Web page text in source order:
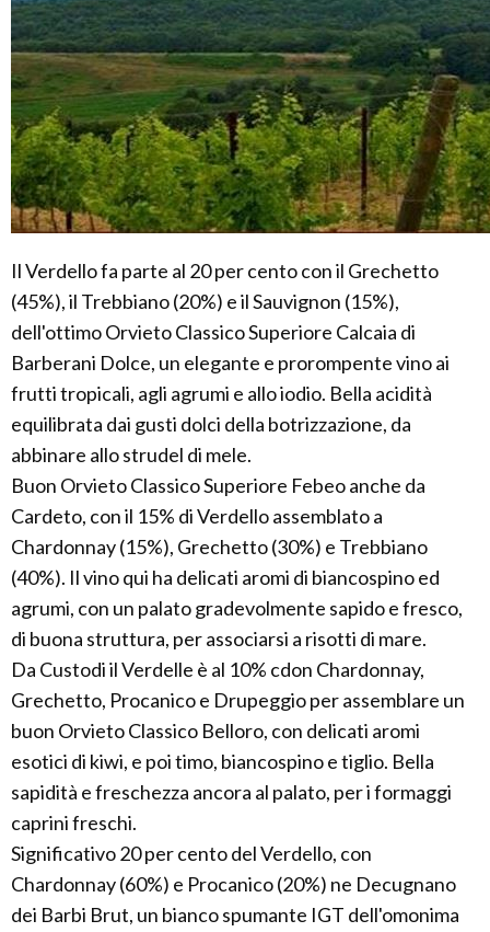
Il Verdello fa parte al 20 per cento con il Grechetto
(45%), il Trebbiano (20%) e il Sauvignon (15%),
dell'ottimo Orvieto Classico Superiore Calcaia di
Barberani Dolce, un elegante e prorompente vino ai
frutti tropicali, agli agrumi e allo iodio. Bella acidità
equilibrata dai gusti dolci della botrizzazione, da
abbinare allo strudel di mele.
Buon Orvieto Classico Superiore Febeo anche da
Cardeto, con il 15% di Verdello assemblato a
Chardonnay (15%), Grechetto (30%) e Trebbiano
(40%). Il vino qui ha delicati aromi di biancospino ed
agrumi, con un palato gradevolmente sapido e fresco,
di buona struttura, per associarsi a risotti di mare.
Da Custodi il Verdelle è al 10% cdon Chardonnay,
Grechetto, Procanico e Drupeggio per assemblare un
buon Orvieto Classico Belloro, con delicati aromi
esotici di kiwi, e poi timo, biancospino e tiglio. Bella
sapidità e freschezza ancora al palato, per i formaggi
caprini freschi.
Significativo 20 per cento del Verdello, con
Chardonnay (60%) e Procanico (20%) ne Decugnano
dei Barbi Brut, un bianco spumante IGT dell'omonima